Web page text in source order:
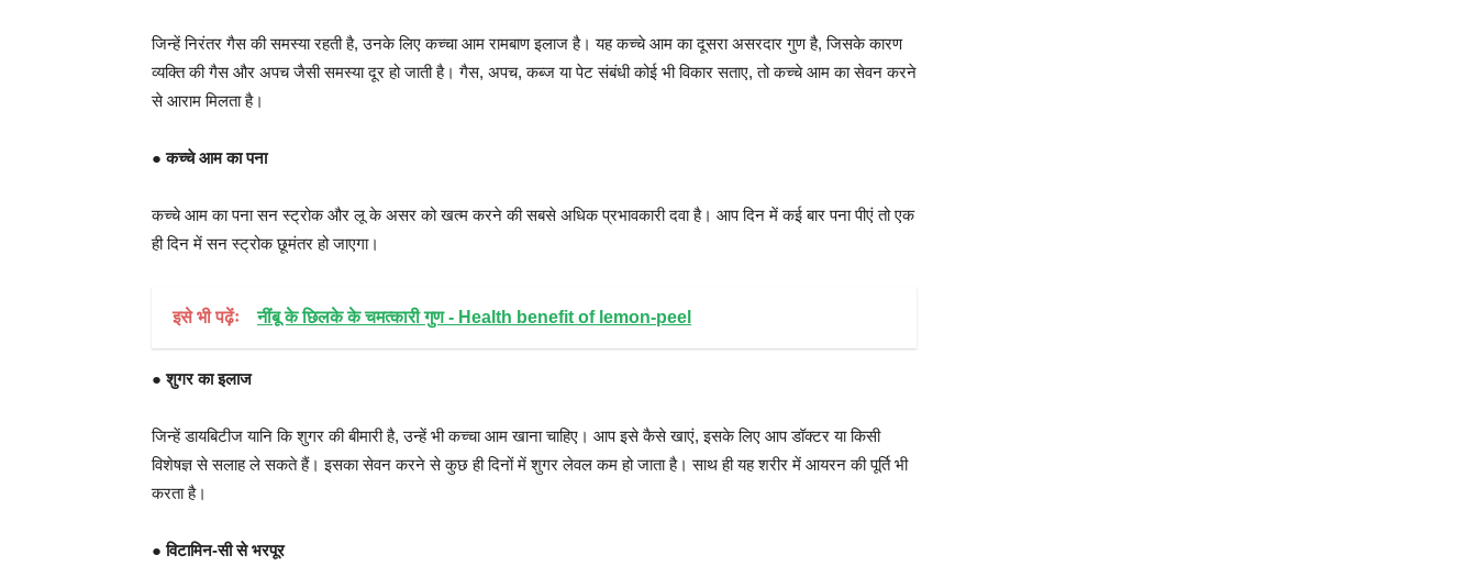
जिन्हें निरंतर गैस की समस्या रहती है, उनके लिए कच्चा आम रामबाण इलाज है। यह कच्चे आम का दूसरा असरदार गुण है, जिसके कारण
व्यक्ति की गैस और अपच जैसी समस्या दूर हो जाती है। गैस, अपच, कब्ज या पेट संबंधी कोई भी विकार सताए, तो कच्चे आम का सेवन करने
से आराम मिलता है।
●कच्चे आम का पना
कच्चे आम का पना सन स्ट्रोक और लू के असर को खत्म करने की सबसे अधिक प्रभावकारी दवा है। आप दिन में कई बार पना पीएं तो एक
ही दिन में सन स्ट्रोक छूमंतर हो जाएगा।
इसे भी पढ़ेंः नींबू के छिलके के चमत्कारी गुण - Health benefit of lemon-peel
●शुगर का इलाज
जिन्हें डायबिटीज यानि कि शुगर की बीमारी है, उन्हें भी कच्चा आम खाना चाहिए। आप इसे कैसे खाएं, इसके लिए आप डॉक्टर या किसी
विशेषज्ञ से सलाह ले सकते हैं। इसका सेवन करने से कुछ ही दिनों में शुगर लेवल कम हो जाता है। साथ ही यह शरीर में आयरन की पूर्ति भी
करता है।
●विटामिन-सी से भरपूर